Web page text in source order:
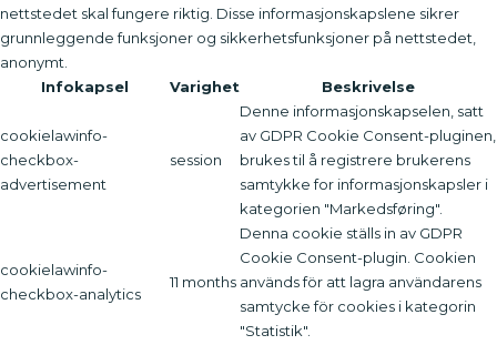
nettstedet skal fungere riktig. Disse informasjonskapslene sikrer
grunnleggende funksjoner og sikkerhetsfunksjoner på nettstedet,
anonymt.
Infokapsel
Varighet Beskrivelse
cookielawinfo-
checkbox-
advertisement
session
Denne informasjonskapselen, satt
av GDPR Cookie Consent-pluginen,
brukes til å registrere brukerens
samtykke for informasjonskapsler i
kategorien "Markedsføring".
cookielawinfo-
checkbox-analytics
11 months
Denna cookie ställs in av GDPR
Cookie Consent-plugin. Cookien
används för att lagra användarens
samtycke för cookies i kategorin
"Statistik".